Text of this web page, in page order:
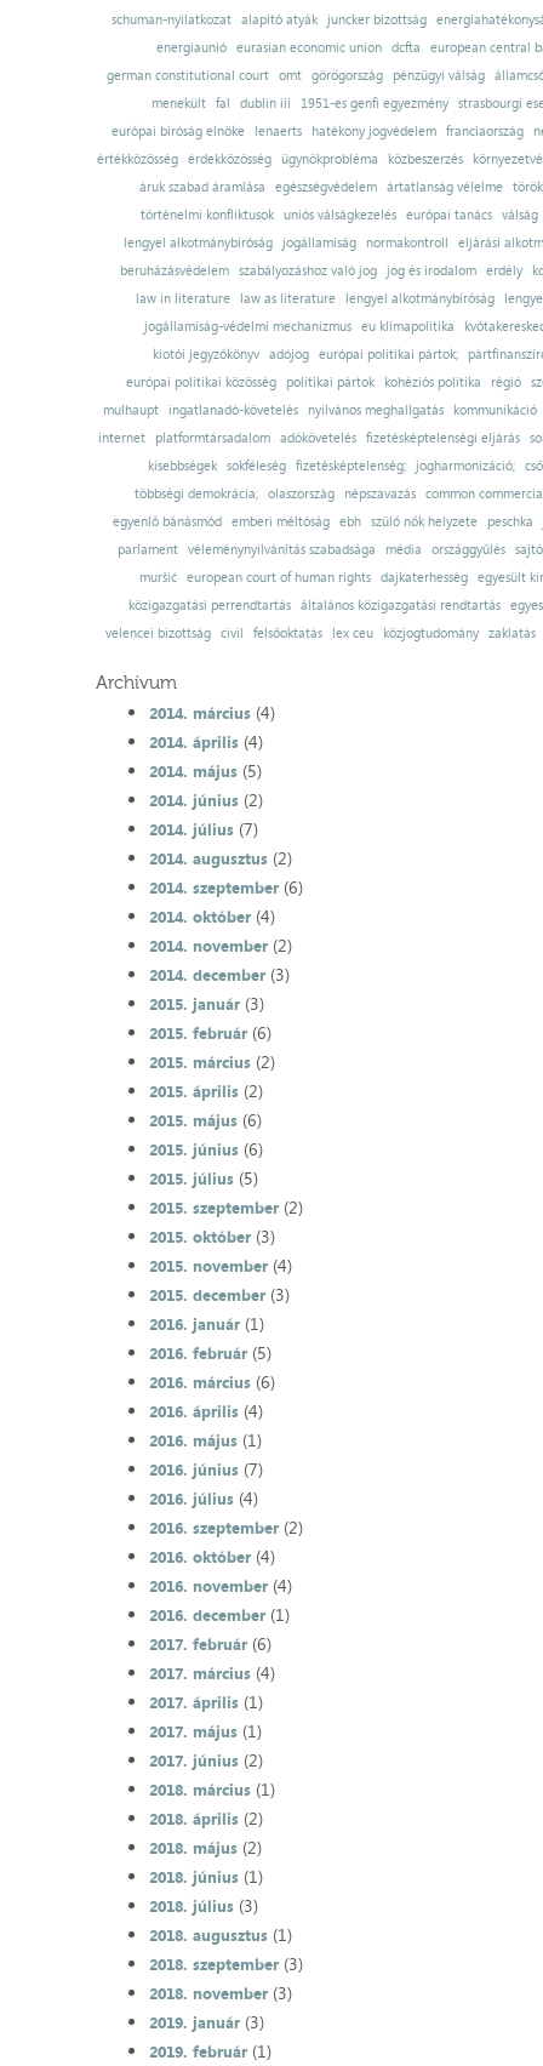
schuman-nyilatkozat alapító atyák juncker bizottság
energiaunió eurasian economic union dcfta
european central
german constitutional court
omt görögország pénzügyi válság
menekült
fal dublin iii 1951-es genfi egyezmény
strasbourgi
európai bíróság elnöke
lenaerts hatékony jogvédelem franciaország
értékközösség
érdekközösség ügynökprobléma közbeszerzés
áruk szabad áramlása
egészségvédelem ártatlanság vélelme
történelmi konfliktusok uniós válságkezelés európai tanács válság
lengyel alkotmánybíróság
jogállamiság normakontroll
eljárási
beruházásvédelem
szabályozáshoz való jog jog és irodalom erdély
law in literature
law as literature lengyel alkotmánybíróság
jogállamiság-védelmi mechanizmus
eu klímapolitika
kiotói jegyzőkönyv adójog európai politikai pártok;
európai politikai közösség
politikai pártok kohéziós politika régió
mulhaupt
ingatlanadó-követelés nyilvános meghallgatás
kommunikáció
internet
platformtársadalom adókövetelés fizetésképtelenségi eljárás
kisebbségek sokféleség fizetésképtelenség; jogharmonizáció;
többségi demokrácia; olaszország népszavazás common
egyenlő bánásmód emberi méltóság ebh szülő nők helyzete
peschka
parlament
véleménynyilvánítás szabadsága média országgyűlés
muršić
european court of human rights dajkaterhesség
egyesült
közigazgatási perrendtartás
általános közigazgatási rendtartás
velencei bizottság
civil felsőoktatás lex ceu közjogtudomány zaklatás
Archívum
2014. március(4)
2014. április(4)
2014. május(5)
2014. június(2)
2014. július(7)
2014. augusztus(2)
2014. szeptember(6)
2014. október(4)
2014. november(2)
2014. december(3)
2015. január(3)
2015. február(6)
2015. március(2)
2015. április(2)
2015. május(6)
2015. június(6)
2015. július(5)
2015. szeptember(2)
2015. október(3)
2015. november(4)
2015. december(3)
2016. január(1)
2016. február(5)
2016. március(6)
2016. április(4)
2016. május(1)
2016. június(7)
2016. július(4)
2016. szeptember(2)
2016. október(4)
2016. november(4)
2016. december(1)
2017. február(6)
2017. március(4)
2017. április(1)
2017. május(1)
2017. június(2)
2018. március(1)
2018. április(2)
2018. május(2)
2018. június(1)
2018. július(3)
2018. augusztus(1)
2018. szeptember(3)
2018. november(3)
2019. január(3)
2019. február(1)